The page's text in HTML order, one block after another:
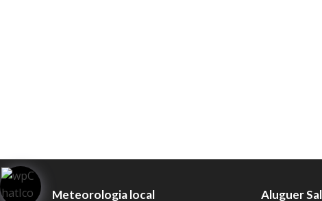
Meteorologia local Aluguer